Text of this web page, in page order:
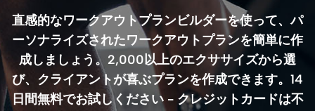
直感的なワークアウトプランビルダーを使って、パ
ーソナライズされたワークアウトプランを簡単に作
成しましょう。2,000以上のエクササイズから選
び、クライアントが喜ぶプランを作成できます。14
日間無料でお試しください - クレジットカードは不